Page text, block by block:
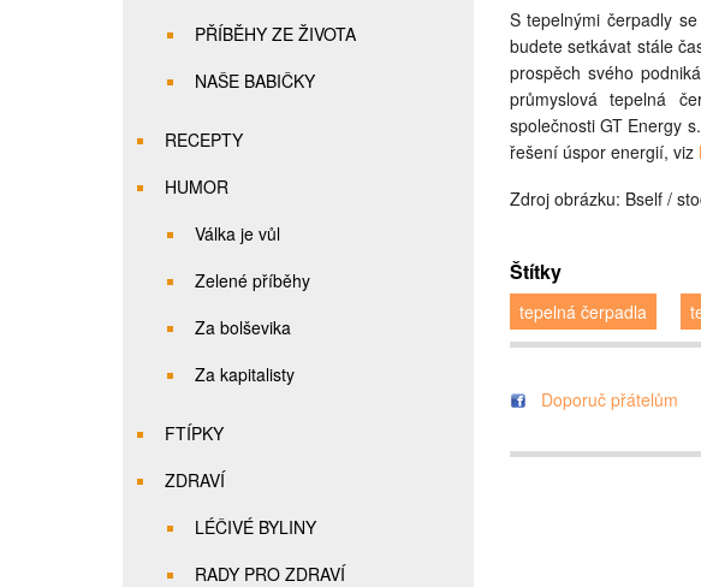
PŘÍBĚHY ZE ŽIVOTA
NAŠE BABIČKY
RECEPTY
HUMOR
Válka je vůl
Zelené příběhy
Za bolševika
Za kapitalisty
FTÍPKY
ZDRAVÍ
LÉČIVÉ BYLINY
RADY PRO ZDRAVÍ
S tepelnými čerpadly
budete setkávat stále
prospěch svého
průmyslová tepelná
společnosti GT Energy
řešení úspor energií, viz
Zdroj obrázku: Bself /
Štítky
tepelná čerpadla
Doporuč přátelům